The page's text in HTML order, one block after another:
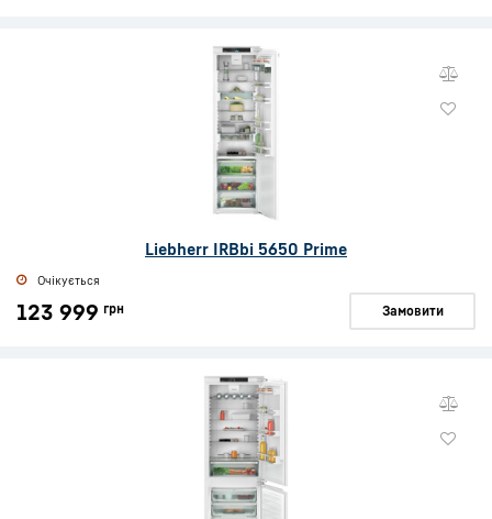
Liebherr IRBbi 5650 Prime
Очікується
123 999 грн Замовити